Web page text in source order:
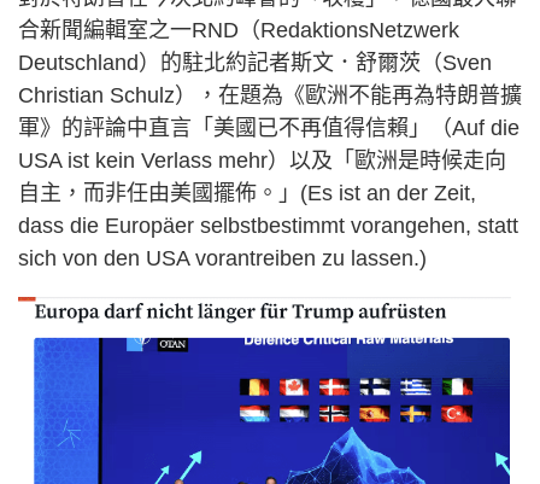
合新聞編輯室之一RND（RedaktionsNetzwerk
Deutschland）的駐北約記者斯文．舒爾茨（Sven
Christian Schulz），在題為《歐洲不能再為特朗普擴
軍》的評論中直言「美國已不再值得信賴」（Auf die
USA ist kein Verlass mehr）以及「歐洲是時候走向
自主，而非任由美國擺佈。」(Es ist an der Zeit,
dass die Europäer selbstbestimmt vorangehen, statt
sich von den USA vorantreiben zu lassen.)